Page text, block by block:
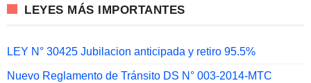
LEYES MÁS IMPORTANTES
LEY N° 30425 Jubilacion anticipada y retiro 95.5%
Nuevo Reglamento de Tránsito DS N° 003-2014-MTC